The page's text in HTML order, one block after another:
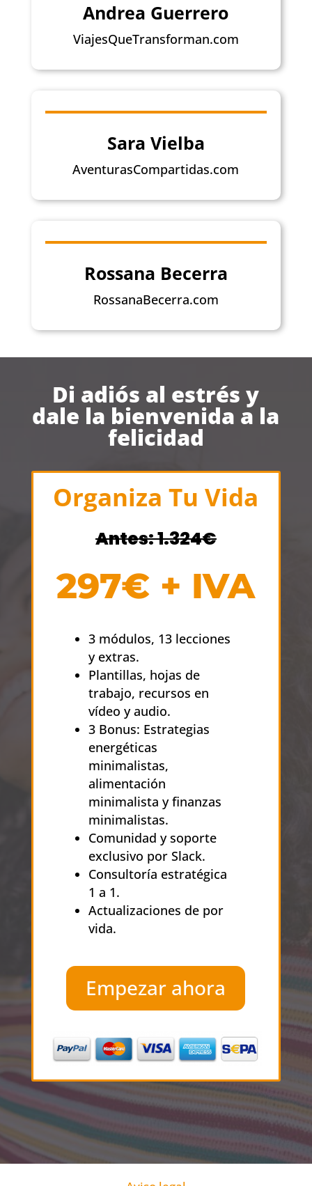
Andrea Guerrero
ViajesQueTransforman.com
Sara Vielba
AventurasCompartidas.com
Rossana Becerra
RossanaBecerra.com
Di adiós al estrés y
dale la bienvenida a la
felicidad
Organiza Tu Vida
Antes: 1.324€
297€ + IVA
3 módulos, 13 lecciones
y extras.
Plantillas, hojas de
trabajo, recursos en
vídeo y audio.
3 Bonus: Estrategias
energéticas
minimalistas,
alimentación
minimalista y finanzas
minimalistas.
Comunidad y soporte
exclusivo por Slack.
Consultoría estratégica
1 a 1.
Actualizaciones de por
vida.
Empezar ahora